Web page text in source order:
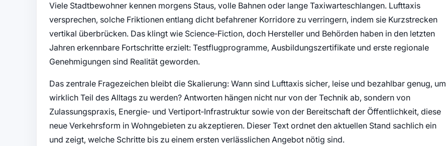
Viele Stadtbewohner kennen morgens Staus, volle Bahnen oder lange Taxiwarteschlangen. Lufttaxis
versprechen, solche Friktionen entlang dicht befahrener Korridore zu verringern, indem sie Kurzstrecken
vertikal überbrücken. Das klingt wie Science‑Fiction, doch Hersteller und Behörden haben in den letzten
Jahren erkennbare Fortschritte erzielt: Testflugprogramme, Ausbildungszertifikate und erste regionale
Genehmigungen sind Realität geworden.
Das zentrale Fragezeichen bleibt die Skalierung: Wann sind Lufttaxis sicher, leise und bezahlbar genug, um
wirklich Teil des Alltags zu werden? Antworten hängen nicht nur von der Technik ab, sondern von
Zulassungspraxis, Energie‑ und Vertiport‑Infrastruktur sowie von der Bereitschaft der Öffentlichkeit, diese
neue Verkehrsform in Wohngebieten zu akzeptieren. Dieser Text ordnet den aktuellen Stand sachlich ein
und zeigt, welche Schritte bis zu einem ersten verlässlichen Angebot nötig sind.